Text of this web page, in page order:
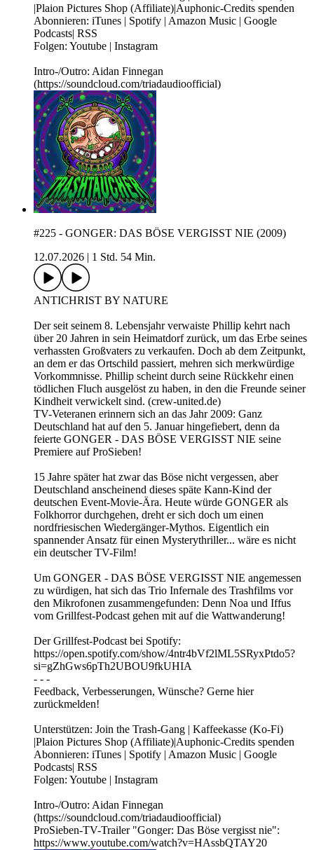
|Plaion Pictures Shop (Affiliate)|Auphonic-Credits spenden
Abonnieren: iTunes | Spotify | Amazon Music | Google
Podcasts| RSS
Folgen: Youtube | Instagram
Intro-/Outro: Aidan Finnegan
(https://soundcloud.com/triadaudioofficial)
#225 - GONGER: DAS BÖSE VERGISST NIE (2009)
12.07.2026
1 Std. 54 Min.
ANTICHRIST BY NATURE
Der seit seinem 8. Lebensjahr verwaiste Phillip kehrt nach
über 20 Jahren in sein Heimatdorf zurück, um das Erbe seines
verhassten Großvaters zu verkaufen. Doch ab dem Zeitpunkt,
an dem er das Ortschild passiert, mehren sich merkwürdige
Vorkommnisse. Phillip scheint durch seine Rückkehr einen
tödlichen Fluch ausgelöst zu haben, in den die Freunde seiner
Kindheit verwickelt sind. (crew-united.de)
TV-Veteranen erinnern sich an das Jahr 2009: Ganz
Deutschland hat auf den 5. Januar hingefiebert, denn da
feierte GONGER - DAS BÖSE VERGISST NIE seine
Premiere auf ProSieben!
15 Jahre später hat zwar das Böse nicht vergessen, aber
Deutschland anscheinend dieses späte Kann-Kind der
deutschen Event-Movie-Ära. Heute würde GONGER als
Folkhorror durchgehen, dreht er sich doch um einen
nordfriesischen Wiedergänger-Mythos. Eigentlich ein
spannender Ansatz für einen Mysterythriller... wäre es nicht
ein deutscher TV-Film!
Um GONGER - DAS BÖSE VERGISST NIE angemessen
zu würdigen, hat sich das Trio Infernale des Trashfilms vor
den Mikrofonen zusammengefunden: Denn Noa und Iffus
vom Grillfest-Podcast gehen mit auf die Wattwanderung!
Der Grillfest-Podcast bei Spotify:
https://open.spotify.com/show/4ntr4bVf2lML5SRyxPtdo5?
si=gZhGws6pTh2UBOU9fkUHIA
- - -
Feedback, Verbesserungen, Wünsche? Gerne hier
zurückmelden!
Unterstützen: Join the Trash-Gang | Kaffeekasse (Ko-Fi)
|Plaion Pictures Shop (Affiliate)|Auphonic-Credits spenden
Abonnieren: iTunes | Spotify | Amazon Music | Google
Podcasts| RSS
Folgen: Youtube | Instagram
Intro-/Outro: Aidan Finnegan
(https://soundcloud.com/triadaudioofficial)
ProSieben-TV-Trailer "Gonger: Das Böse vergisst nie":
https://www.youtube.com/watch?v=HAssbQTAY20